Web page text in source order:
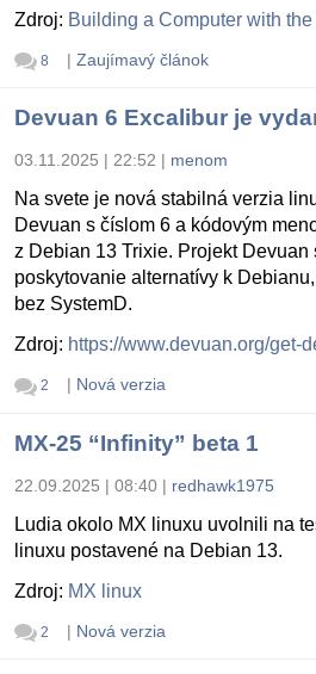
Zdroj: Building a Computer with
8 | Zaujímavý článok
Devuan 6 Excalibur je
03.11.2025 | 22:52 | menom
Na svete je nová stabilná verzia
Devuan s číslom 6 a kódovým
z Debian 13 Trixie. Projekt Devuan
poskytovanie alternatívy k
bez SystemD.
Zdroj: https://www.devuan.org/get-
2 | Nová verzia
MX-25 “Infinity” beta 1
22.09.2025 | 08:40 | redhawk1975
Ludia okolo MX linuxu uvolnili na
linuxu postavené na Debian 13.
Zdroj: MX linux
2 | Nová verzia